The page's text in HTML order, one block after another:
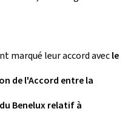
marqué leur accord avecle
de l'Accord entre la
Benelux relatif à